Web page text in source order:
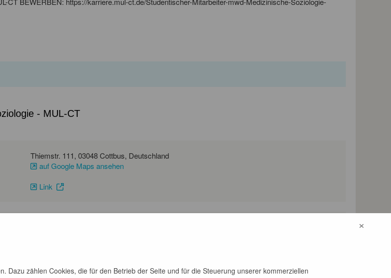
- MUL-CT
Thiemstr. 111, 03048 Cottbus, Deutschland
auf Google Maps ansehen
Link
×
Dazu zählen Cookies, die für den Betrieb der Seite und für die Steuerung unserer kommerziellen